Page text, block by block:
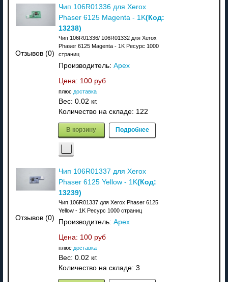
Отзывов (0)
Чип 106R01336 для Xerox
Phaser 6125 Magenta - 1K(Код:
13238)
Чип 106R01336/ 106R01332 для Xerox
Phaser 6125 Magenta - 1K Ресурс 1000
страниц
Производитель: Apex
Цена: 100 руб
плюс доставка
Вес: 0.02 кг.
Количество на складе: 122
В корзину Подробнее
Отзывов (0)
Чип 106R01337 для Xerox
Phaser 6125 Yellow - 1K(Код:
13239)
Чип 106R01337 для Xerox Phaser 6125
Yellow - 1K Ресурс 1000 страниц
Производитель: Apex
Цена: 100 руб
плюс доставка
Вес: 0.02 кг.
Количество на складе: 3